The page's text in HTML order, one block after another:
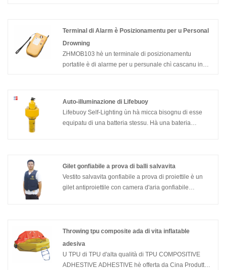
Terminal di Alarm è Posizionamentu per u Personal
Drowning
ZHMOB103 hè un terminale di posizionamentu
portatile è di alarme per u persunale chì cascanu in
Stu dispusitivu hè basatu annantu à a nova
generazione di AIS + DSC VDL (VHF Data Link)
cumunicazione marittima universale è Internet of
risponde à l'ultime specificazioni standard IMO MOB
(IEC 63269 Ed.1). Hè assai adattatu per l'applicazioni
tipiche, cum'è i dispositi di cumunicazione di
prufessiunali di China Alarm And Positioning Terminal
for Drowning Personnel Manufacturers and Suppliers,
sè vo circate u megliu Alarm And Positioning Terminal
for Drowning Personnel cun prezzu bassu, cunsultateci
Auto-illuminazione di Lifebuoy
Lifebuoy Self-Lighting ùn hà micca bisognu di esse
equipatu di una batteria stessu. Hà una bateria
Gilet gonfiabile a prova di balli salvavita
Vestito salvavita gonfiabile a prova di proiettile è un
gilet antiproiettile con camera d'aria gonfiabile
ZHGQY (B) SD-V pò esse inflatatu manualmente solu.)
Cusì u scopu di salvezza hè ottenutu. Hè un pruduttu
salvatore è antiproiettile ideale per a polizia armata è
l'ufficiali anti-contrabanda quandu travaglianu nantu à
Throwing tpu composite ada di vita inflatable
adesiva
U TPU di TPU d'alta qualità di TPU COMPOSITIVE
ADHESTIVE ADHESTIVE hè offerta da Cina Produttori